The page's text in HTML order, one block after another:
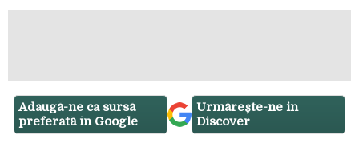
Adaugă-ne ca sursă
preferată în Google
Urmărește-ne in
Discover